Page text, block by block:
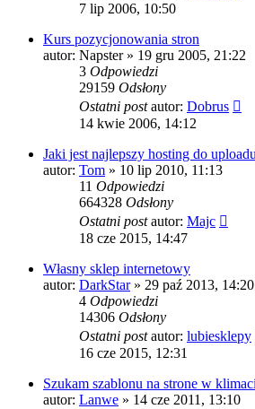
7 lip 2006, 10:50
Kurs pozycjonowania stron
autor: Napster» 19 gru 2005, 21:22
3 Odpowiedzi
29159 Odsłony
Ostatni postautor: Dobrus
14 kwie 2006, 14:12
Jaki jest najlepszy hosting do
autor: Tom » 10 lip 2010, 11:13
11 Odpowiedzi
664328 Odsłony
Ostatni postautor: Majc
18 cze 2015, 14:47
Własny sklep internetowy
autor: DarkStar» 29 paź 2013, 14:20
4 Odpowiedzi
14306 Odsłony
Ostatni postautor: lubiesklepy
16 cze 2015, 12:31
Szukam szablonu na strone w
autor: Lanwe » 14 cze 2011, 13:10